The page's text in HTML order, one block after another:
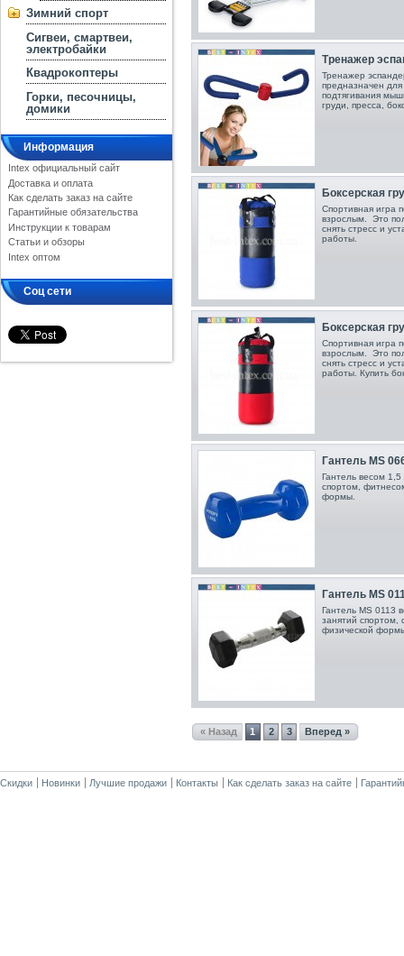
Зимний спорт
Сигвеи, смартвеи,
электробайки
Квадрокоптеры
Горки, песочницы,
домики
Информация
Intex официальный сайт
Доставка и оплата
Как сделать заказ на сайте
Гарантийные обязательства
Инструкции к товарам
Статьи и обзоры
Intex оптом
Соц сети
Тренажер
Тренажер
предназначен
подтягивания
груди, пресса,
Боксерская
Спортивная игра
взрослым. Это
снять стресс и
работы.
Боксерская
Спортивная игра
взрослым. Это
снять стресс и
работы. Купить
Гантель MS
Гантель весом 1,5
спортом,
формы.
Гантель MS
Гантель MS 0113
занятий
физической
« Назад 1 2 3 Вперед »
Скидки Новинки Лучшие продажи Контакты Как сделать заказ на сайте